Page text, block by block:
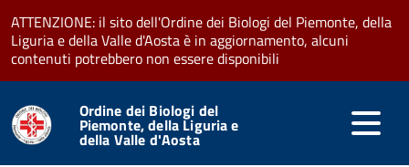
ATTENZIONE: il sito dell'Ordine dei Biologi del Piemonte, della
Liguria e della Valle d'Aosta è in aggiornamento, alcuni
contenuti potrebbero non essere disponibili
Ordine dei Biologi del
Piemonte, della Liguria e
della Valle d'Aosta